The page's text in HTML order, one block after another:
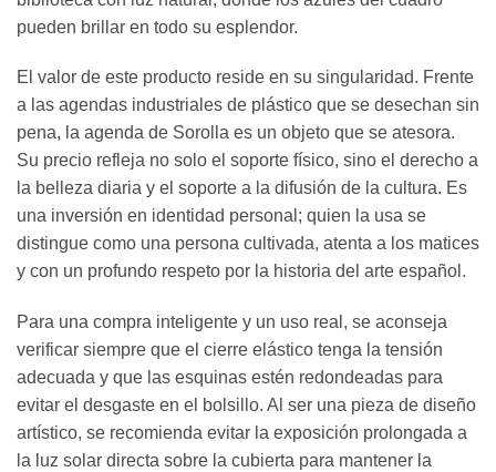
pueden brillar en todo su esplendor.
El valor de este producto reside en su singularidad. Frente
a las agendas industriales de plástico que se desechan sin
pena, la agenda de Sorolla es un objeto que se atesora.
Su precio refleja no solo el soporte físico, sino el derecho a
la belleza diaria y el soporte a la difusión de la cultura. Es
una inversión en identidad personal; quien la usa se
distingue como una persona cultivada, atenta a los matices
y con un profundo respeto por la historia del arte español.
Para una compra inteligente y un uso real, se aconseja
verificar siempre que el cierre elástico tenga la tensión
adecuada y que las esquinas estén redondeadas para
evitar el desgaste en el bolsillo. Al ser una pieza de diseño
artístico, se recomienda evitar la exposición prolongada a
la luz solar directa sobre la cubierta para mantener la